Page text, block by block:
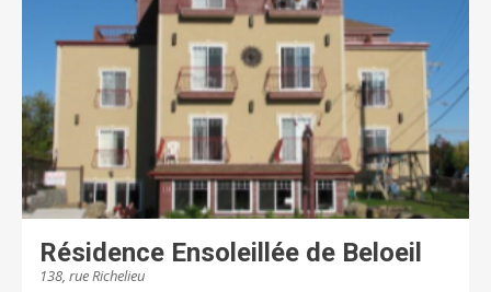
Résidence Ensoleillée de Beloeil
138, rue Richelieu